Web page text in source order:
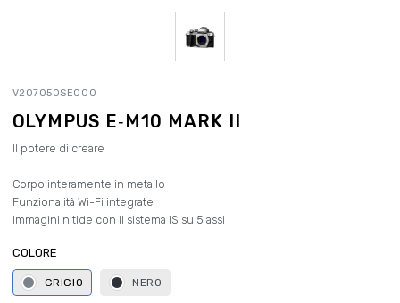
V207050SE000
OLYMPUS E‑M10 MARK II
Il potere di creare
Corpo interamente in metallo
Funzionalità Wi-Fi integrate
Immagini nitide con il sistema IS su 5 assi
COLORE
GRIGIO NERO